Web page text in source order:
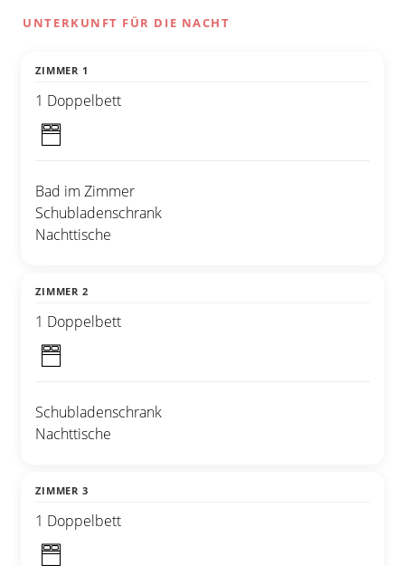
UNTERKUNFT FÜR DIE NACHT
ZIMMER 1
1 Doppelbett
Bad im Zimmer
Schubladenschrank
Nachttische
ZIMMER 2
1 Doppelbett
Schubladenschrank
Nachttische
ZIMMER 3
1 Doppelbett